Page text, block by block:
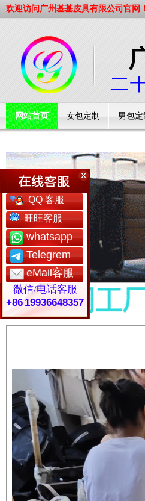
欢迎访问广州基基皮具有限公司官网！
网站首页 女包定制 男包定
QQ 客服
旺旺客服
whatsapp
Telegrem
eMail客服
微信/电话客服
+86 19936648357